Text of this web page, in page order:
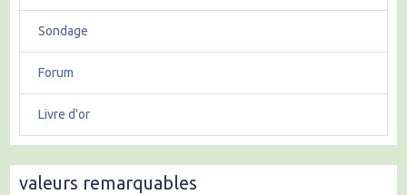
Sondage
Forum
Livre d'or
valeurs remarquables